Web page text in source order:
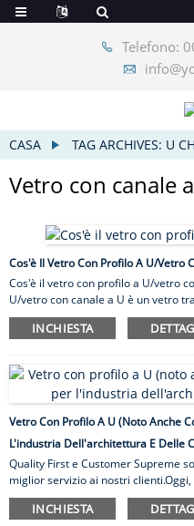
Telefono:
CASA TAG ARCHIVES: U
Vetro con canale
Cos'è Il Vetro Con Profilo A U/vetro
Cos'è il vetro con profilo a U/vetro
U/vetro con canale a U è un vetro
larghezze che vanno da 9″ a 19″,
(per uso interno) o 2,5″ (per uso
ininterrotte di vetro con elementi di
applicazioni di illuminazione
a U è relativo ...
INCHIESTA
Vetro Con Profilo A U (noto Anche
L'industria Dell'architettura E Delle
Quality First e Customer Supreme
miglior servizio ai nostri
diventare uno dei migliori
maggiori esigenze dei clienti di U-
INCHIESTA